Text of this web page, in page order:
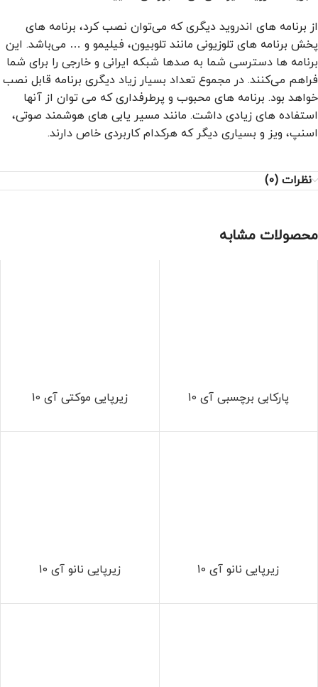
از برنامه های اندروید دیگری که می‌توان نصب کرد، برنامه های
پخش برنامه های تلوزیونی مانند تلوبیون، فیلیمو و … می‌باشد. این
برنامه ها دسترسی شما به صدها شبکه ایرانی و خارجی را برای شما
فراهم می‌کنند. در مجموع تعداد بسیار زیاد دیگری برنامه قابل نصب
خواهد بود. برنامه های محبوب و پرطرفداری که می توان از آنها
استفاده های زیادی داشت. مانند مسیر یابی های هوشمند صوتی،
اسنپ، ویز و بسیاری دیگر که هرکدام کاربردی خاص دارند.
نظرات (0)
محصولات مشابه
پارکابی برچسبی آی 10 زیرپایی موکتی آی 10
زیرپایی نانو آی 10 زیرپایی نانو آی 10